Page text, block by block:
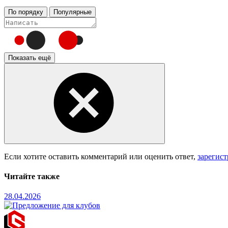
По порядку Популярные
Показать ещё
Если хотите оставить комментарий или оценить ответ,
Читайте также
28.04.2026